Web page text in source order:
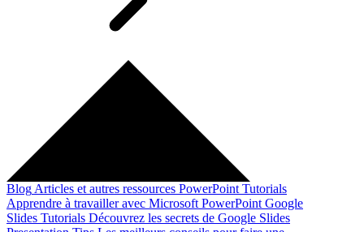
Blog Articles et autres ressources PowerPoint Tutorials
Apprendre à travailler avec Microsoft PowerPoint Google
Slides Tutorials Découvrez les secrets de Google Slides